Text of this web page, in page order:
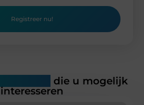
Registreer nu!
die u mogelijk
interesseren